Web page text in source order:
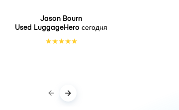
Jason Bourn
Used LuggageHero сегодня
★★★★★